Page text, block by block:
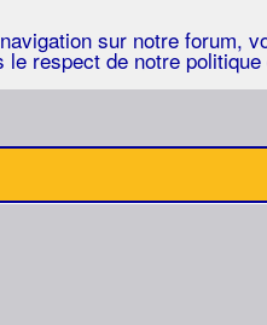
sur notre forum,
le respect de notre